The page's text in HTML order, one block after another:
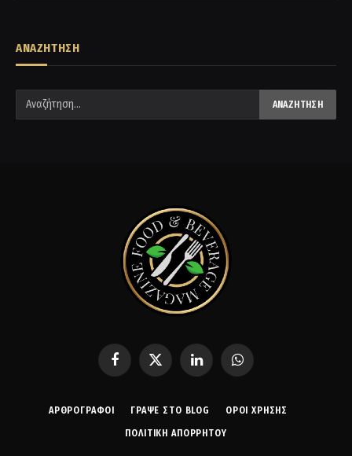
ΑΝΑΖΗΤΗΣΗ
FacebookX
LinkedIn WhatsApp
ΑΡΘΡΟΓΡΑΦΟΙ ΓΡΆΨΕ ΣΤΟ BLOG ΌΡΟΙ ΧΡΉΣΗΣ
ΠΟΛΙΤΙΚΉ ΑΠΟΡΡΉΤΟΥ